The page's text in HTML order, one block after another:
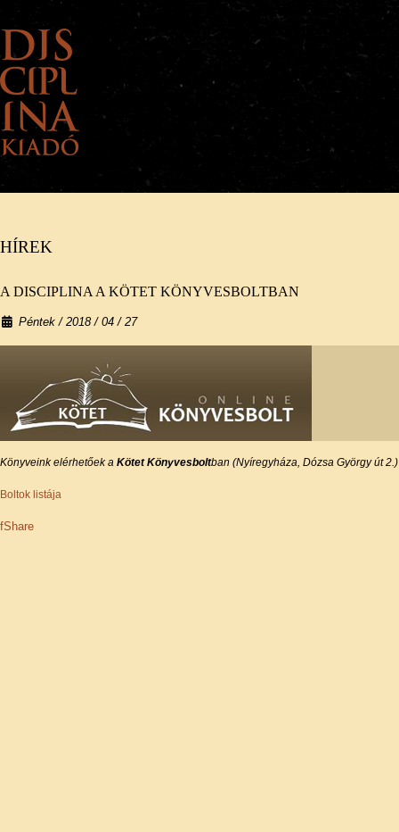
HÍREK
A DISCIPLINA A KÖTET KÖNYVESBOLTBAN
Péntek / 2018 / 04 / 27
Könyveink elérhetőek a Kötet Könyvesboltban (Nyíregyháza, Dózsa György út
Boltok listája
fShare